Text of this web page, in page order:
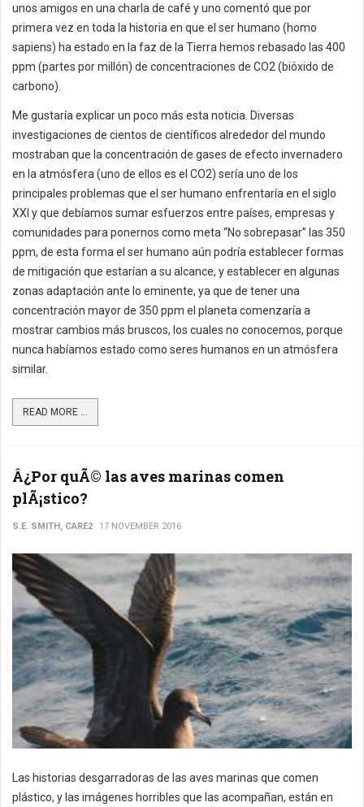
unos amigos en una charla de café y uno comentó que por
primera vez en toda la historia en que el ser humano (homo
sapiens) ha estado en la faz de la Tierra hemos rebasado las 400
ppm (partes por millón) de concentraciones de CO2 (bióxido de
carbono).
Me gustaría explicar un poco más esta noticia. Diversas
investigaciones de cientos de científicos alrededor del mundo
mostraban que la concentración de gases de efecto invernadero
en la atmósfera (uno de ellos es el CO2) sería uno de los
principales problemas que el ser humano enfrentaría en el siglo
XXI y que debíamos sumar esfuerzos entre países, empresas y
comunidades para ponernos como meta “No sobrepasar” las 350
ppm, de esta forma el ser humano aún podría establecer formas
de mitigación que estarían a su alcance, y establecer en algunas
zonas adaptación ante lo eminente, ya que de tener una
concentración mayor de 350 ppm el planeta comenzaría a
mostrar cambios más bruscos, los cuales no conocemos, porque
nunca habíamos estado como seres humanos en un atmósfera
similar.
READ MORE ...
Â¿Por quÃ© las aves marinas comen
plÃ¡stico?
S.E. SMITH, CARE2 17 NOVEMBER 2016
Las historias desgarradoras de las aves marinas que comen
plástico, y las imágenes horribles que las acompañan, están en